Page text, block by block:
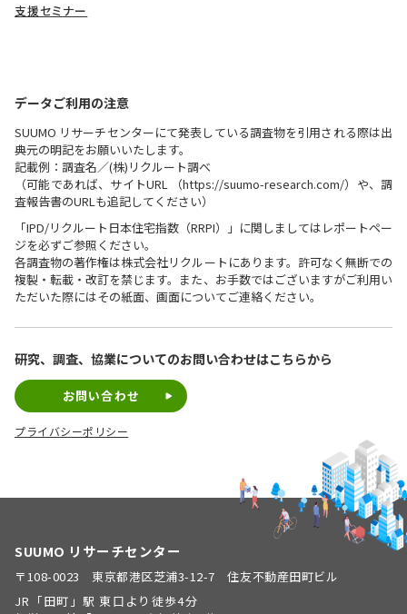
支援セミナー
データご利用の注意
SUUMO リサーチセンターにて発表している調査物を引用される際は出
典元の明記をお願いいたします。
記載例：調査名／(株)リクルート調べ
（可能であれば、サイトURL （https://suumo-research.com/）や、調
査報告書のURLも追記してください）
「IPD/リクルート日本住宅指数（RRPI）」に関しましてはレポートペー
ジを必ずご参照ください。
各調査物の著作権は株式会社リクルートにあります。許可なく無断での
複製・転載・改訂を禁じます。また、お手数ではございますがご利用い
ただいた際にはその紙面、画面についてご連絡ください。
研究、調査、協業についてのお問い合わせはこちらから
お問い合わせ
プライバシーポリシー
SUUMO リサーチセンター
〒108-0023 東京都港区芝浦3-12-7 住友不動産田町ビル
JR「田町」駅 東口より徒歩4分